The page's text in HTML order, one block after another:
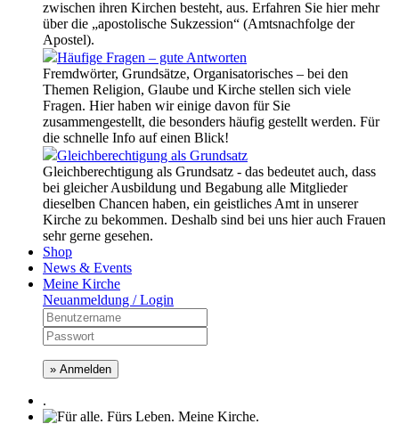
zwischen ihren Kirchen besteht, aus. Erfahren Sie hier mehr
über die „apostolische Sukzession“ (Amtsnachfolge der
Apostel).
Häufige Fragen – gute Antworten
Fremdwörter, Grundsätze, Organisatorisches – bei den
Themen Religion, Glaube und Kirche stellen sich viele
Fragen. Hier haben wir einige davon für Sie
zusammengestellt, die besonders häufig gestellt werden. Für
die schnelle Info auf einen Blick!
Gleichberechtigung als Grundsatz
Gleichberechtigung als Grundsatz - das bedeutet auch, dass
bei gleicher Ausbildung und Begabung alle Mitglieder
dieselben Chancen haben, ein geistliches Amt in unserer
Kirche zu bekommen. Deshalb sind bei uns hier auch Frauen
sehr gerne gesehen.
Shop
News & Events
Meine Kirche
Neuanmeldung / Login
» Anmelden
.